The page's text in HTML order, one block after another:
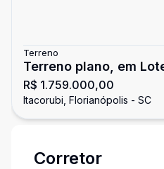
Terreno
Terreno plano, em
Itacorubi.
R$ 1.759.000,00
Itacorubi, Florianópolis - SC
Corretor